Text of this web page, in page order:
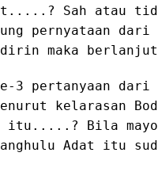
Sah atau
pernyataan
maka
3 pertanyaan dari
kelarasan
Bila
Adat itu